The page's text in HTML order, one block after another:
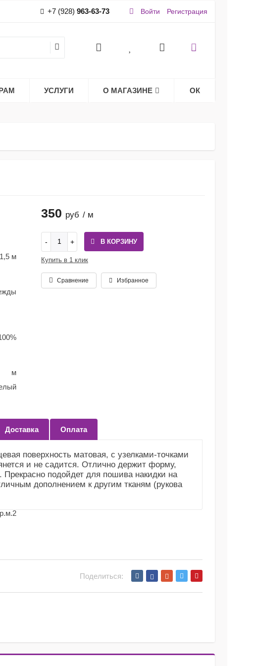
+7 (928) 963-63-73 Войти Регистрация
УСЛУГИ О МАГАЗИНЕ ОК
1,5 м
м
до
40"
350 руб / м
В КОРЗИНУ
Купить в 1 клик
Сравнение Избранное
Доставка Оплата
поверхность матовая, с узелками-точками
и не садится. Отлично держит форму,
Прекрасно подойдет для пошива накидки на
дополнением к другим тканям (рукова
Поделиться: